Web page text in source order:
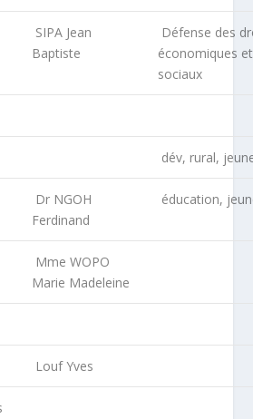
SIPA Jean
Baptiste
Défense des
économiques et
sociaux
dév, rural,
Dr NGOH
Ferdinand
éducation,
Mme WOPO
Marie Madeleine
Louf Yves